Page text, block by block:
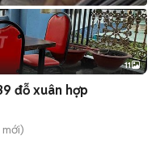
+2
11
đỗ xuân hợp
mới)